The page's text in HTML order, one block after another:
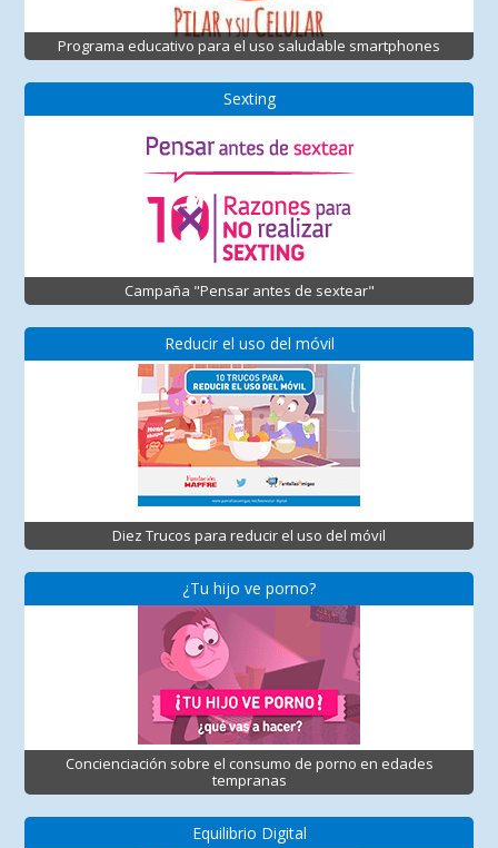
Programa educativo para el uso saludable smartphones
Sexting
Campaña "Pensar antes de sextear"
Reducir el uso del móvil
Diez Trucos para reducir el uso del móvil
¿Tu hijo ve porno?
Concienciación sobre el consumo de porno en edades
tempranas
Equilibrio Digital